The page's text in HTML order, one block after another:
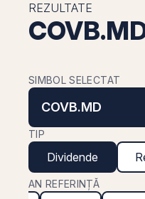
REZULTATE
SIMBOL SELECTAT
COVB.MD
TIP
Dividende
AN REFERINȚĂ